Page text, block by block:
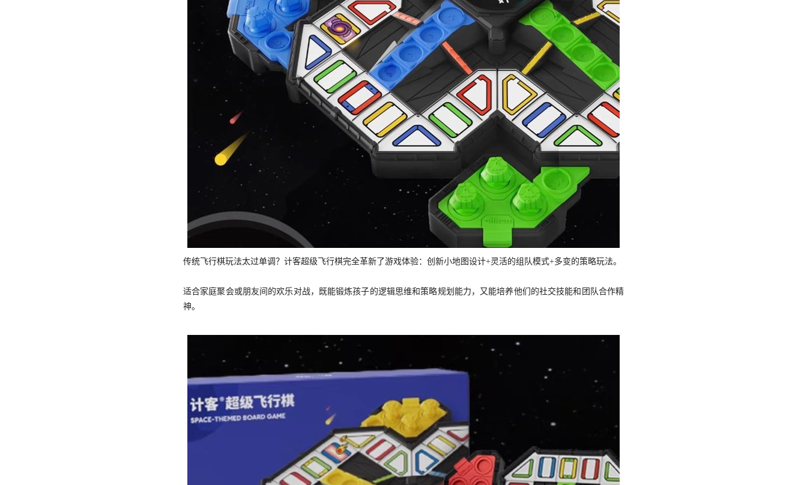
传统飞行棋玩法太过单调？计客超级飞行棋完全革新了游戏体验：创新小地图设计+灵活的组队模式+多变的策略玩法。
适合家庭聚会或朋友间的欢乐对战，既能锻炼孩子的逻辑思维和策略规划能力，又能培养他们的社交技能和团队合作精
神。